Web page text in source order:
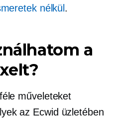
nélkül .
a
műveleteket
az Ecwid üzletében